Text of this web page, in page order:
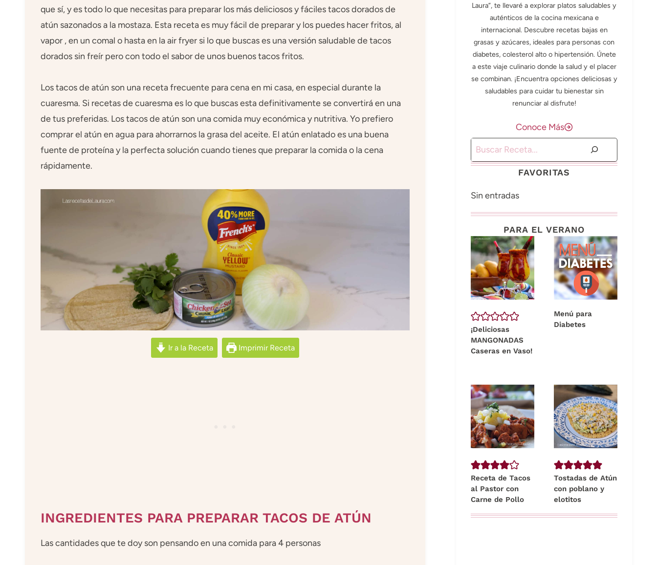
que sí, y es todo lo que necesitas para preparar los más deliciosos y fáciles tacos dorados de
atún sazonados a la mostaza. Esta receta es muy fácil de preparar y los puedes hacer fritos, al
vapor , en un comal o hasta en la air fryer si lo que buscas es una versión saludable de tacos
dorados sin freír pero con todo el sabor de unos buenos tacos fritos.
Los tacos de atún son una receta frecuente para cena en mi casa, en especial durante la
cuaresma. Si recetas de cuaresma es lo que buscas esta definitivamente se convertirá en una
de tus preferidas. Los tacos de atún son una comida muy económica y nutritiva. Yo prefiero
comprar el atún en agua para ahorrarnos la grasa del aceite. El atún enlatado es una buena
fuente de proteína y la perfecta solución cuando tienes que preparar la comida o la cena
rápidamente.
Ir a la Receta Imprimir Receta
INGREDIENTES PARA PREPARAR TACOS DE ATÚN
Las cantidades que te doy son pensando en una comida para 4 personas
Laura”, te llevaré a explorar platos saludables y
auténticos de la cocina mexicana e
internacional. Descubre recetas bajas en
grasas y azúcares, ideales para personas con
diabetes, colesterol alto o hipertensión. Únete
a este viaje culinario donde la salud y el placer
se combinan. ¡Encuentra opciones deliciosas y
saludables para cuidar tu bienestar sin
renunciar al disfrute!
Conoce Más
Buscar
FAVORITAS
Sin entradas
PARA EL VERANO
¡Deliciosas
MANGONADAS
Caseras en Vaso!
Menú para
Diabetes
Receta de Tacos
al Pastor con
Carne de Pollo
Tostadas de Atún
con poblano y
elotitos